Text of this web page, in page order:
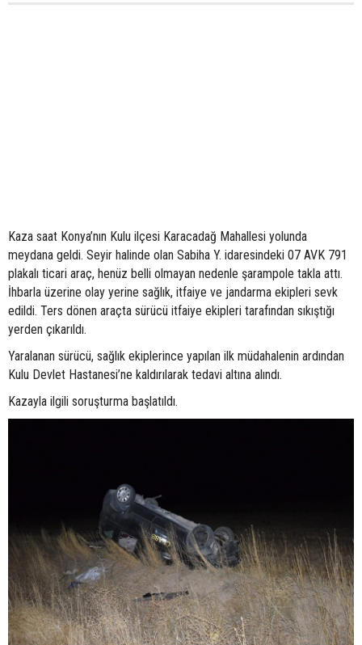
Kaza saat Konya’nın Kulu ilçesi Karacadağ Mahallesi yolunda
meydana geldi. Seyir halinde olan Sabiha Y. idaresindeki 07 AVK 791
plakalı ticari araç, henüz belli olmayan nedenle şarampole takla attı.
İhbarla üzerine olay yerine sağlık, itfaiye ve jandarma ekipleri sevk
edildi. Ters dönen araçta sürücü itfaiye ekipleri tarafından sıkıştığı
yerden çıkarıldı.
Yaralanan sürücü, sağlık ekiplerince yapılan ilk müdahalenin ardından
Kulu Devlet Hastanesi’ne kaldırılarak tedavi altına alındı.
Kazayla ilgili soruşturma başlatıldı.